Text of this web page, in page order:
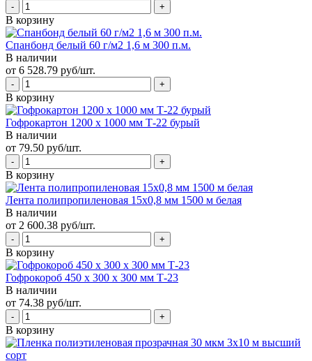
В корзину
Спанбонд белый 60 г/м2 1,6 м 300 п.м.
В наличии
от 6 528.79 руб/шт.
В корзину
Гофрокартон 1200 х 1000 мм Т-22 бурый
В наличии
от 79.50 руб/шт.
В корзину
Лента полипропиленовая 15х0,8 мм 1500 м белая
В наличии
от 2 600.38 руб/шт.
В корзину
Гофрокороб 450 х 300 х 300 мм Т-23
В наличии
от 74.38 руб/шт.
В корзину